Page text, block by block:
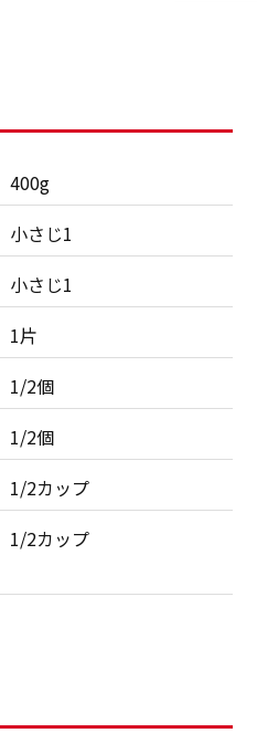
400g
小さじ1
小さじ1
1片
1/2個
1/2個
1/2カップ
1/2カップ